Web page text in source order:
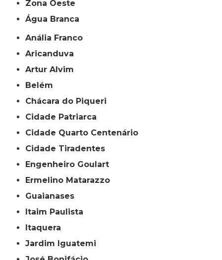
Zona Oeste
Água Branca
Anália Franco
Aricanduva
Artur Alvim
Belém
Chácara do Piqueri
Cidade Patriarca
Cidade Quarto Centenário
Cidade Tiradentes
Engenheiro Goulart
Ermelino Matarazzo
Guaianases
Itaim Paulista
Itaquera
Jardim Iguatemi